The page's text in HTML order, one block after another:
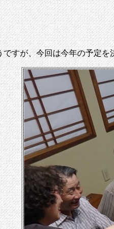
すが、今回は今年の予定を